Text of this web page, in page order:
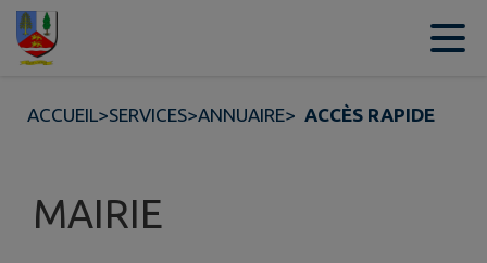
Contenu
ACCUEIL>SERVICES>ANNUAIRE> ACCÈS RAPIDE
MAIRIE